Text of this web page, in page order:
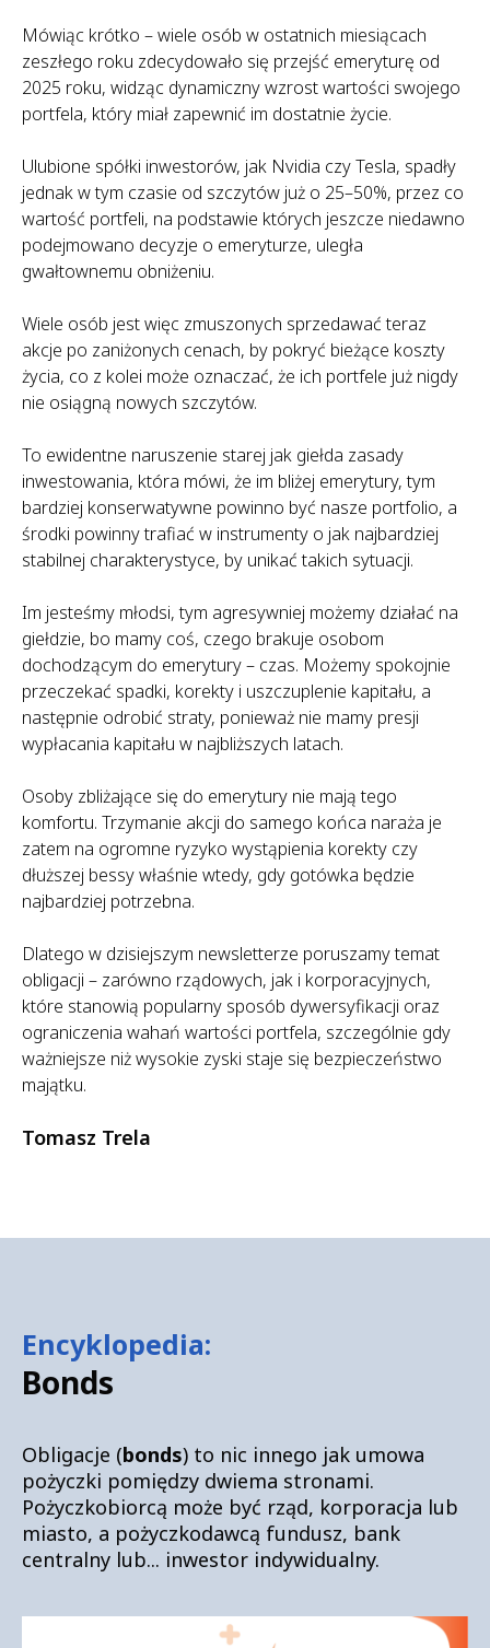
Mówiąc krótko – wiele osób w ostatnich miesiącach
zeszłego roku zdecydowało się przejść emeryturę od
2025 roku, widząc dynamiczny wzrost wartości swojego
portfela, który miał zapewnić im dostatnie życie.
Ulubione spółki inwestorów, jak Nvidia czy Tesla, spadły
jednak w tym czasie od szczytów już o 25–50%, przez co
wartość portfeli, na podstawie których jeszcze niedawno
podejmowano decyzje o emeryturze, uległa
gwałtownemu obniżeniu.
Wiele osób jest więc zmuszonych sprzedawać teraz
akcje po zaniżonych cenach, by pokryć bieżące koszty
życia, co z kolei może oznaczać, że ich portfele już nigdy
nie osiągną nowych szczytów.
To ewidentne naruszenie starej jak giełda zasady
inwestowania, która mówi, że im bliżej emerytury, tym
bardziej konserwatywne powinno być nasze portfolio, a
środki powinny trafiać w instrumenty o jak najbardziej
stabilnej charakterystyce, by unikać takich sytuacji.
Im jesteśmy młodsi, tym agresywniej możemy działać na
giełdzie, bo mamy coś, czego brakuje osobom
dochodzącym do emerytury – czas. Możemy spokojnie
przeczekać spadki, korekty i uszczuplenie kapitału, a
następnie odrobić straty, ponieważ nie mamy presji
wypłacania kapitału w najbliższych latach.
Osoby zbliżające się do emerytury nie mają tego
komfortu. Trzymanie akcji do samego końca naraża je
zatem na ogromne ryzyko wystąpienia korekty czy
dłuższej bessy właśnie wtedy, gdy gotówka będzie
najbardziej potrzebna.
Dlatego w dzisiejszym newsletterze poruszamy temat
obligacji – zarówno rządowych, jak i korporacyjnych,
które stanowią popularny sposób dywersyfikacji oraz
ograniczenia wahań wartości portfela, szczególnie gdy
ważniejsze niż wysokie zyski staje się bezpieczeństwo
majątku.
Tomasz Trela
Encyklopedia:
Bonds
Obligacje (bonds) to nic innego jak umowa
pożyczki pomiędzy dwiema stronami.
Pożyczkobiorcą może być rząd, korporacja lub
miasto, a pożyczkodawcą fundusz, bank
centralny lub... inwestor indywidualny.